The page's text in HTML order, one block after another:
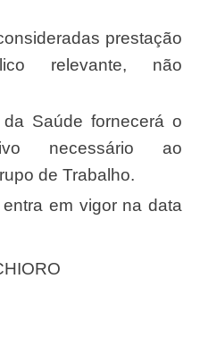
prestação
relevante, não
necessário ao
de Trabalho.